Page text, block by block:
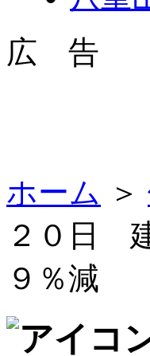
広 告
ホーム ＞
２０日
９％減